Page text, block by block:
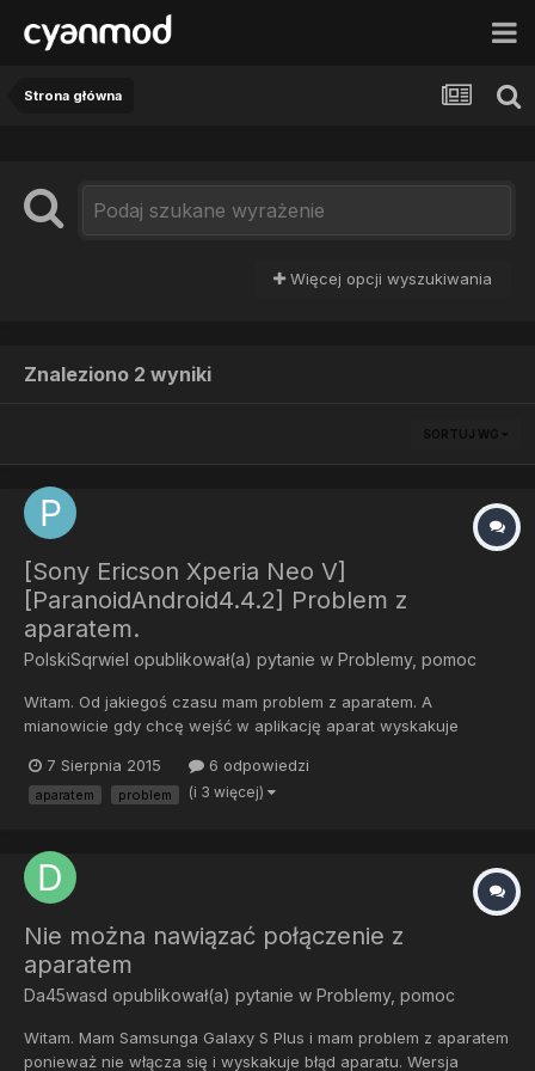
Strona główna
Więcej opcji wyszukiwania
Znaleziono 2 wyniki
SORTUJ WG
[Sony Ericson Xperia Neo V]
[ParanoidAndroid4.4.2] Problem z
aparatem.
PolskiSqrwiel opublikował(a) pytanie w Problemy, pomoc
Witam. Od jakiegoś czasu mam problem z aparatem. A
mianowicie gdy chcę wejść w aplikację aparat wyskakuje
próbuję wejść przez inną aplikacje która używa aparatu to mam
jedynie czarny ekran (na snapchat i messanger). Próbowałem
7 Sierpnia 2015 6 odpowiedzi
aparatem problem (i 3 więcej)
Nie można nawiązać połączenie z
aparatem
Da45wasd opublikował(a) pytanie w Problemy, pomoc
Witam. Mam Samsunga Galaxy S Plus i mam problem z aparatem
ponieważ nie włącza się i wyskakuje błąd aparatu. Wersja